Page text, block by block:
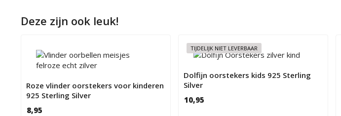
Deze zijn ook leuk!
Roze vlinder oorstekers voor kinderen
925 Sterling Silver
8,95
TIJDELIJK NIET LEVERBAAR
Dolfijn oorstekers kids 925 Sterling
Silver
10,95